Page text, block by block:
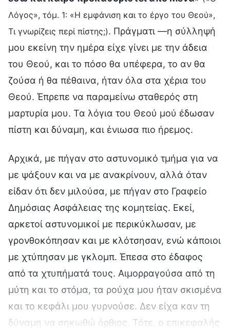
Λόγος», τόμ. 1: «Η εμφάνιση και το έργο του Θεού»,
Τι γνωρίζεις περί πίστης;). Πράγματι —η σύλληψή
μου εκείνη την ημέρα είχε γίνει με την άδεια
του Θεού, και το πόσο θα υπέφερα, το αν θα
ζούσα ή θα πέθαινα, ήταν όλα στα χέρια του
Θεού. Έπρεπε να παραμείνω σταθερός στη
μαρτυρία μου. Τα λόγια του Θεού μού έδωσαν
πίστη και δύναμη, και ένιωσα πιο ήρεμος.
Αρχικά, με πήγαν στο αστυνομικό τμήμα για να
με ψάξουν και να με ανακρίνουν, αλλά όταν
είδαν ότι δεν μιλούσα, με πήγαν στο Γραφείο
Δημόσιας Ασφάλειας της κομητείας. Εκεί,
αρκετοί αστυνομικοί με περικύκλωσαν, με
γρονθοκόπησαν και με κλότσησαν, ενώ κάποιοι
με χτύπησαν με γκλομπ. Έπεσα στο έδαφος
από τα χτυπήματά τους. Αιμορραγούσα από τη
μύτη και το στόμα, τα ρούχα μου ήταν σκισμένα
και το κεφάλι μου γυρνούσε. Δεν είχα καν τη
δύναμη να σηκωθώ όρθιος. Τότε, ο επικεφαλής